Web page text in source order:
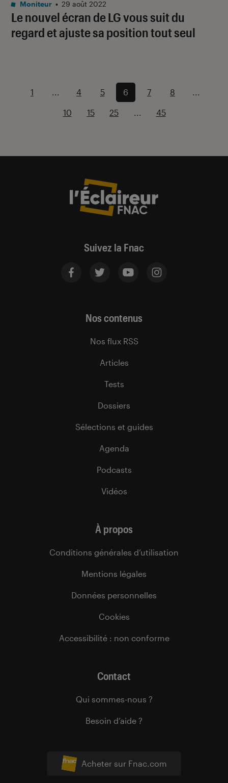
Le nouvel écran de LG vous suit du
regard et ajuste sa position tout seul
Moniteur • 29 août 2022
1 ... 4 5 6 7 8 ...
10 15 25 ... 45
Suivez la Fnac
Acheter sur Fnac.com
Nos contenus
Nos flux RSS
Articles
Tests
Dossiers
Sélections et guides
Agenda
Podcasts
Vidéos
À propos
Conditions générales d’utilisation
Mentions légales
Données personnelles
Cookies
Accessibilité : non conforme
Contact
Qui sommes-nous ?
Besoin d’aide ?